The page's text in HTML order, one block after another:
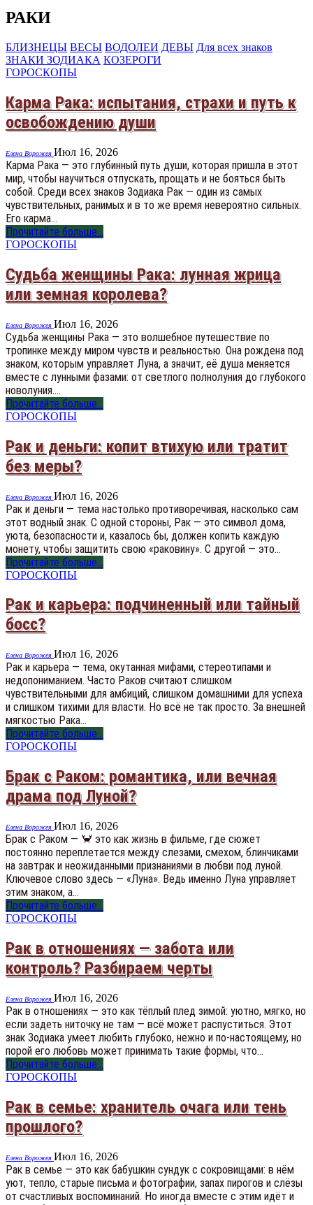
РАКИ
БЛИЗНЕЦЫ ВЕСЫ ВОДОЛЕИ ДЕВЫ Для всех знаков
ЗНАКИ ЗОДИАКА КОЗЕРОГИ
ГОРОСКОПЫ
Карма Рака: испытания, страхи и путь к
освобождению души
Елена Ворожея Июл 16, 2026
Карма Рака — это глубинный путь души, которая пришла в этот
мир, чтобы научиться отпускать, прощать и не бояться быть
собой. Среди всех знаков Зодиака Рак — один из самых
чувствительных, ранимых и в то же время невероятно сильных.
Его карма…
Прочитайте больше...
ГОРОСКОПЫ
Судьба женщины Рака: лунная жрица
или земная королева?
Елена Ворожея Июл 16, 2026
Судьба женщины Рака — это волшебное путешествие по
тропинке между миром чувств и реальностью. Она рождена под
знаком, которым управляет Луна, а значит, её душа меняется
вместе с лунными фазами: от светлого полнолуния до глубокого
новолуния.…
Прочитайте больше...
ГОРОСКОПЫ
Рак и деньги: копит втихую или тратит
без меры?
Елена Ворожея Июл 16, 2026
Рак и деньги — тема настолько противоречивая, насколько сам
этот водный знак. С одной стороны, Рак — это символ дома,
уюта, безопасности и, казалось бы, должен копить каждую
монету, чтобы защитить свою «раковину». С другой — это…
Прочитайте больше...
ГОРОСКОПЫ
Рак и карьера: подчиненный или тайный
босс?
Елена Ворожея Июл 16, 2026
Рак и карьера — тема, окутанная мифами, стереотипами и
недопониманием. Часто Раков считают слишком
чувствительными для амбиций, слишком домашними для успеха
и слишком тихими для власти. Но всё не так просто. За внешней
мягкостью Рака…
Прочитайте больше...
ГОРОСКОПЫ
Брак с Раком: романтика, или вечная
драма под Луной?
Елена Ворожея Июл 16, 2026
Брак с Раком — 🦀 это как жизнь в фильме, где сюжет
постоянно переплетается между слезами, смехом, блинчиками
на завтрак и неожиданными признаниями в любви под луной.
Ключевое слово здесь — «Луна». Ведь именно Луна управляет
этим знаком, а…
Прочитайте больше...
ГОРОСКОПЫ
Рак в отношениях — забота или
контроль? Разбираем черты
Елена Ворожея Июл 16, 2026
Рак в отношениях — это как тёплый плед зимой: уютно, мягко, но
если задеть ниточку не там — всё может распуститься. Этот
знак Зодиака умеет любить глубоко, нежно и по-настоящему, но
порой его любовь может принимать такие формы, что…
Прочитайте больше...
ГОРОСКОПЫ
Рак в семье: хранитель очага или тень
прошлого?
Елена Ворожея Июл 16, 2026
Рак в семье — это как бабушкин сундук с сокровищами: в нём
уют, тепло, старые письма и фотографии, запах пирогов и слёзы
от счастливых воспоминаний. Но иногда вместе с этим идёт и